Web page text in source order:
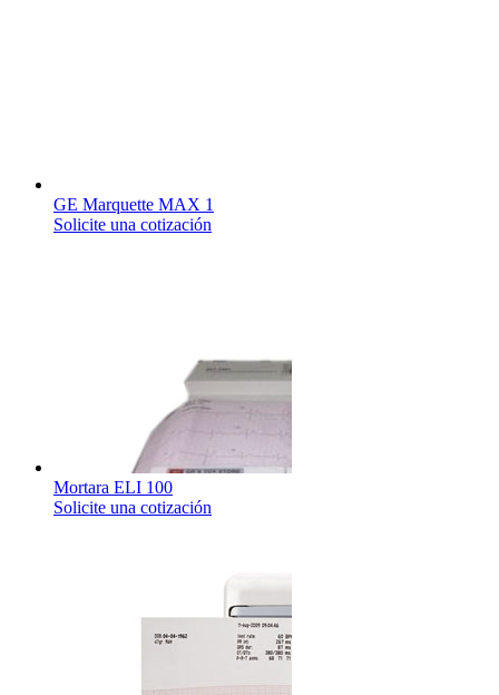
GE Marquette MAX 1
Solicite una cotización
Mortara ELI 100
Solicite una cotización